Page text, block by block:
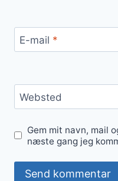
E-mail *
Websted
Gem mit navn, mail
næste gang jeg